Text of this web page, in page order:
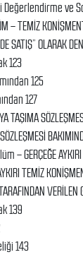
Değerlendirme ve
– TEMİZ
SATIŞ” OLARAK
123
125
127
TAŞIMA
SÖZLEŞMESİ
– GERÇEĞE AYKIRI
TEMİZ
139
143